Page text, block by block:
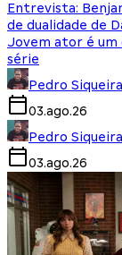
Entrevista:
de dualidade de
Jovem ator é um
série
Pedro Siqueira
03.ago.26
Pedro Siqueira
03.ago.26